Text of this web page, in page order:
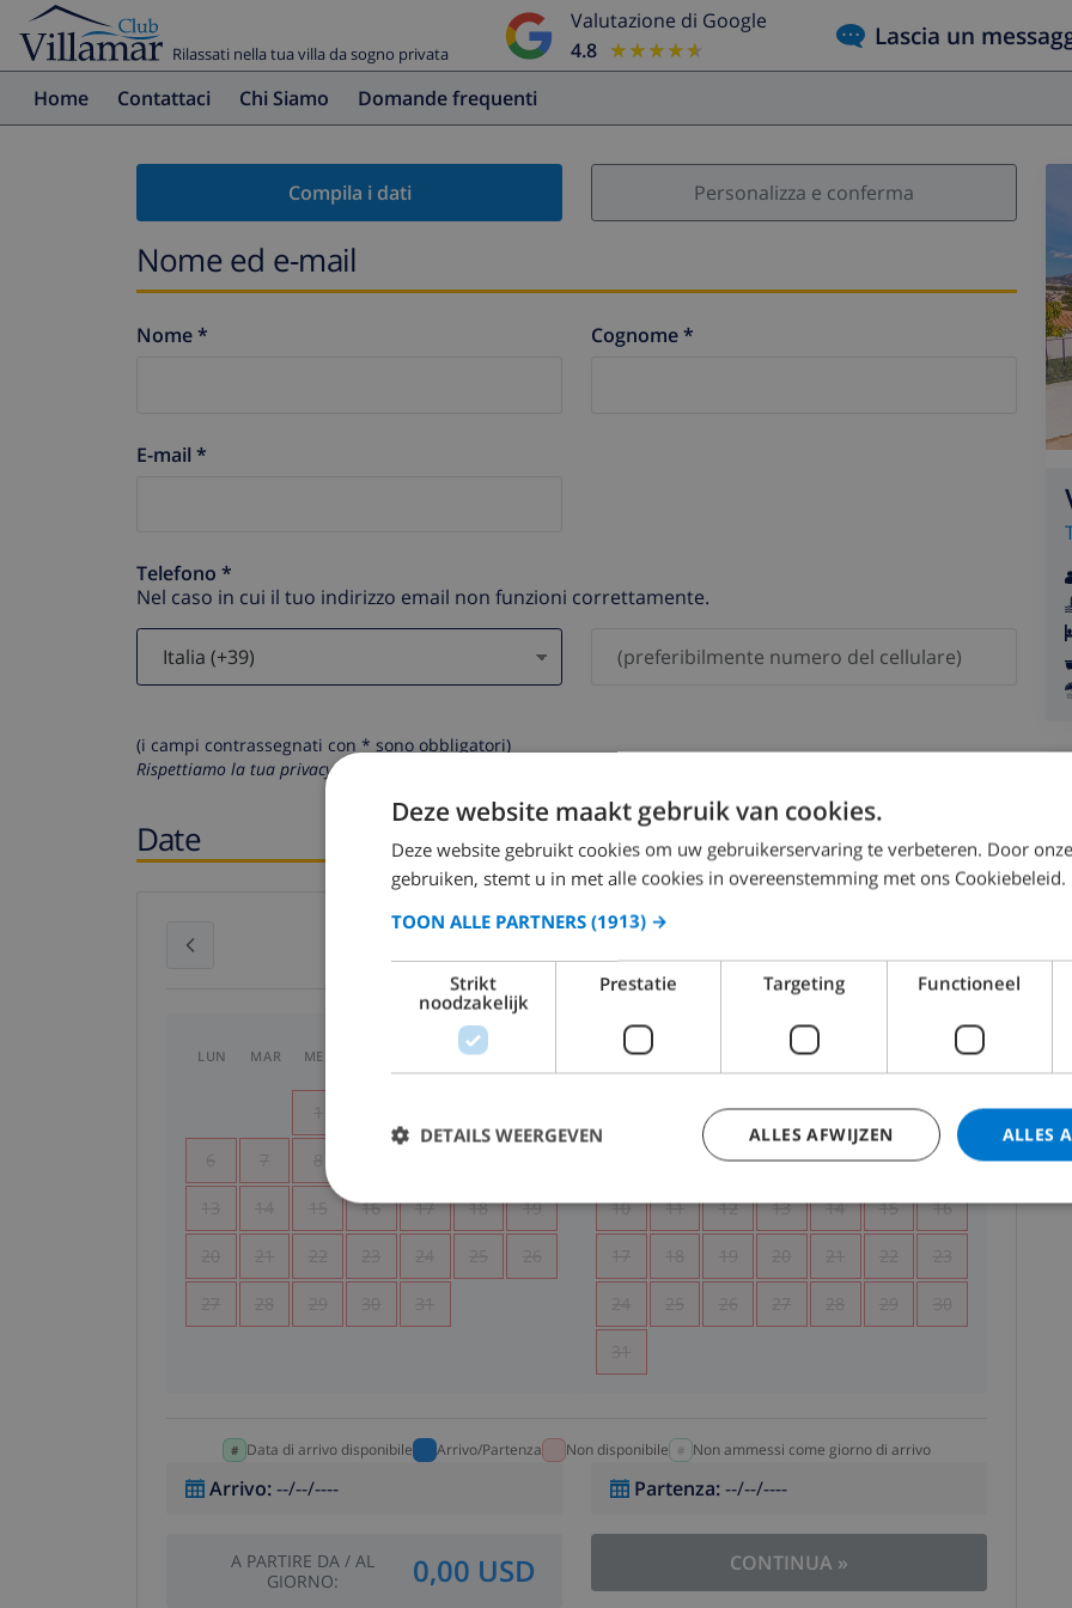
Rilassati nella tua villa da sogno privata
Valutazione di Google
4.8 ★★★★★
★★★★★ Lascia un
Home Contattaci Chi Siamo Domande frequenti
Compila i dati Personalizza e conferma
Nome ed e-mail
Nome * Cognome *
E-mail *
Telefono *
Nel caso in cui il tuo indirizzo email non funzioni correttamente.
(i campi contrassegnati con * sono obbligatori)
Rispettiamo la tua privacy. I tuoi dati personali non saranno mai condivisi con gli altri.
Date
LUN MAR MER SAB
1
6 7 8
13 14 15 16 17 18 19
20 21 22 23 24 25 26
27 28 29 30 31
LUN GIO DOM
1
5 6 7 8
10 11 12 13 14 15 16
17 18 19 20 21 22 23
24 25 26 27 28 29 30
31
Data di arrivo disponibile Arrivo/Partenza Non disponibile Non ammessi come giorno di arrivo
Arrivo:--/--/---- Partenza:--/--/----
A PARTIRE DA / AL
GIORNO: 0,00 USD CONTINUA »
Deze website maakt gebruik van cookies.
Deze website gebruikt cookies om uw gebruikerservaring te verbeteren. Door
gebruiken, stemt u in met alle cookies in overeenstemming met ons Cookiebeleid.
TOON ALLE PARTNERS (1913) →
Strikt
noodzakelijk
Prestatie Targeting Functioneel
ALLES
ALLES AFWIJZEN
DETAILS WEERGEVEN